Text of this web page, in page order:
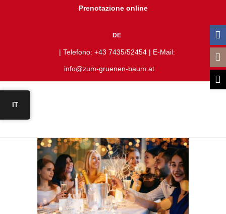
Prenotazione online
DE
| Telefono: +43 7435/52454| E-Mail:
info@zum-gruenen-baum.at
IT